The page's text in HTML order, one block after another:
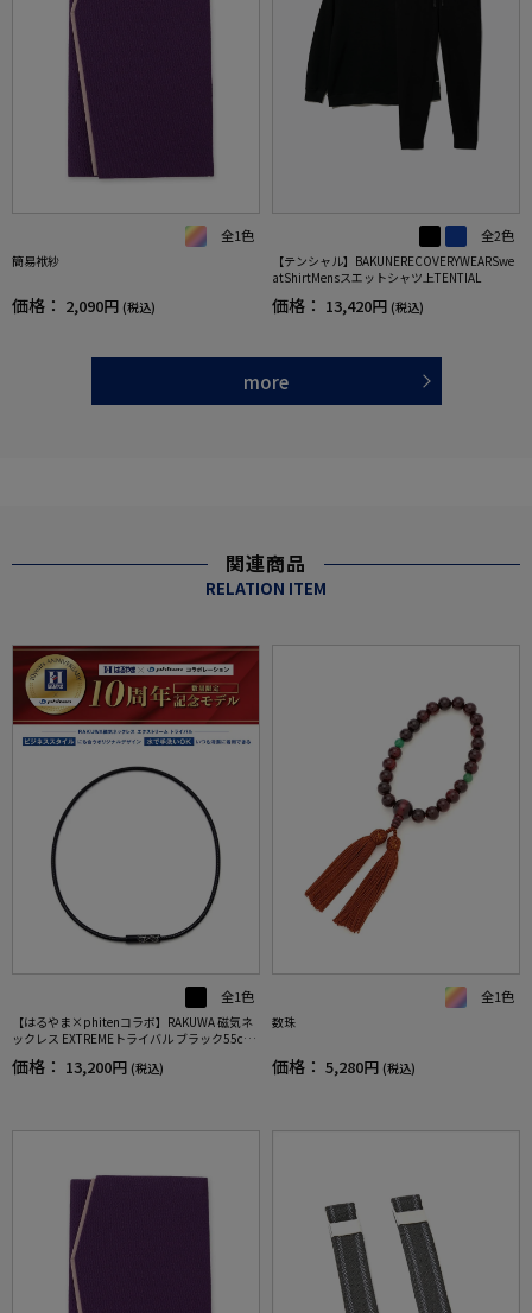
全1色
簡易袱紗
価格： 2,090円 (税込)
全2色
【テンシャル】BAKUNERECOVERYWEARSwe
atShirtMensスエットシャツ上TENTIAL
価格： 13,420円 (税込)
more
関連商品
RELATION ITEM
全1色
【はるやま×phitenコラボ】RAKUWA 磁気ネ
ックレス EXTREMEトライバル ブラック55cm
【こり・血行改善】
価格： 13,200円 (税込)
全1色
数珠
価格： 5,280円 (税込)